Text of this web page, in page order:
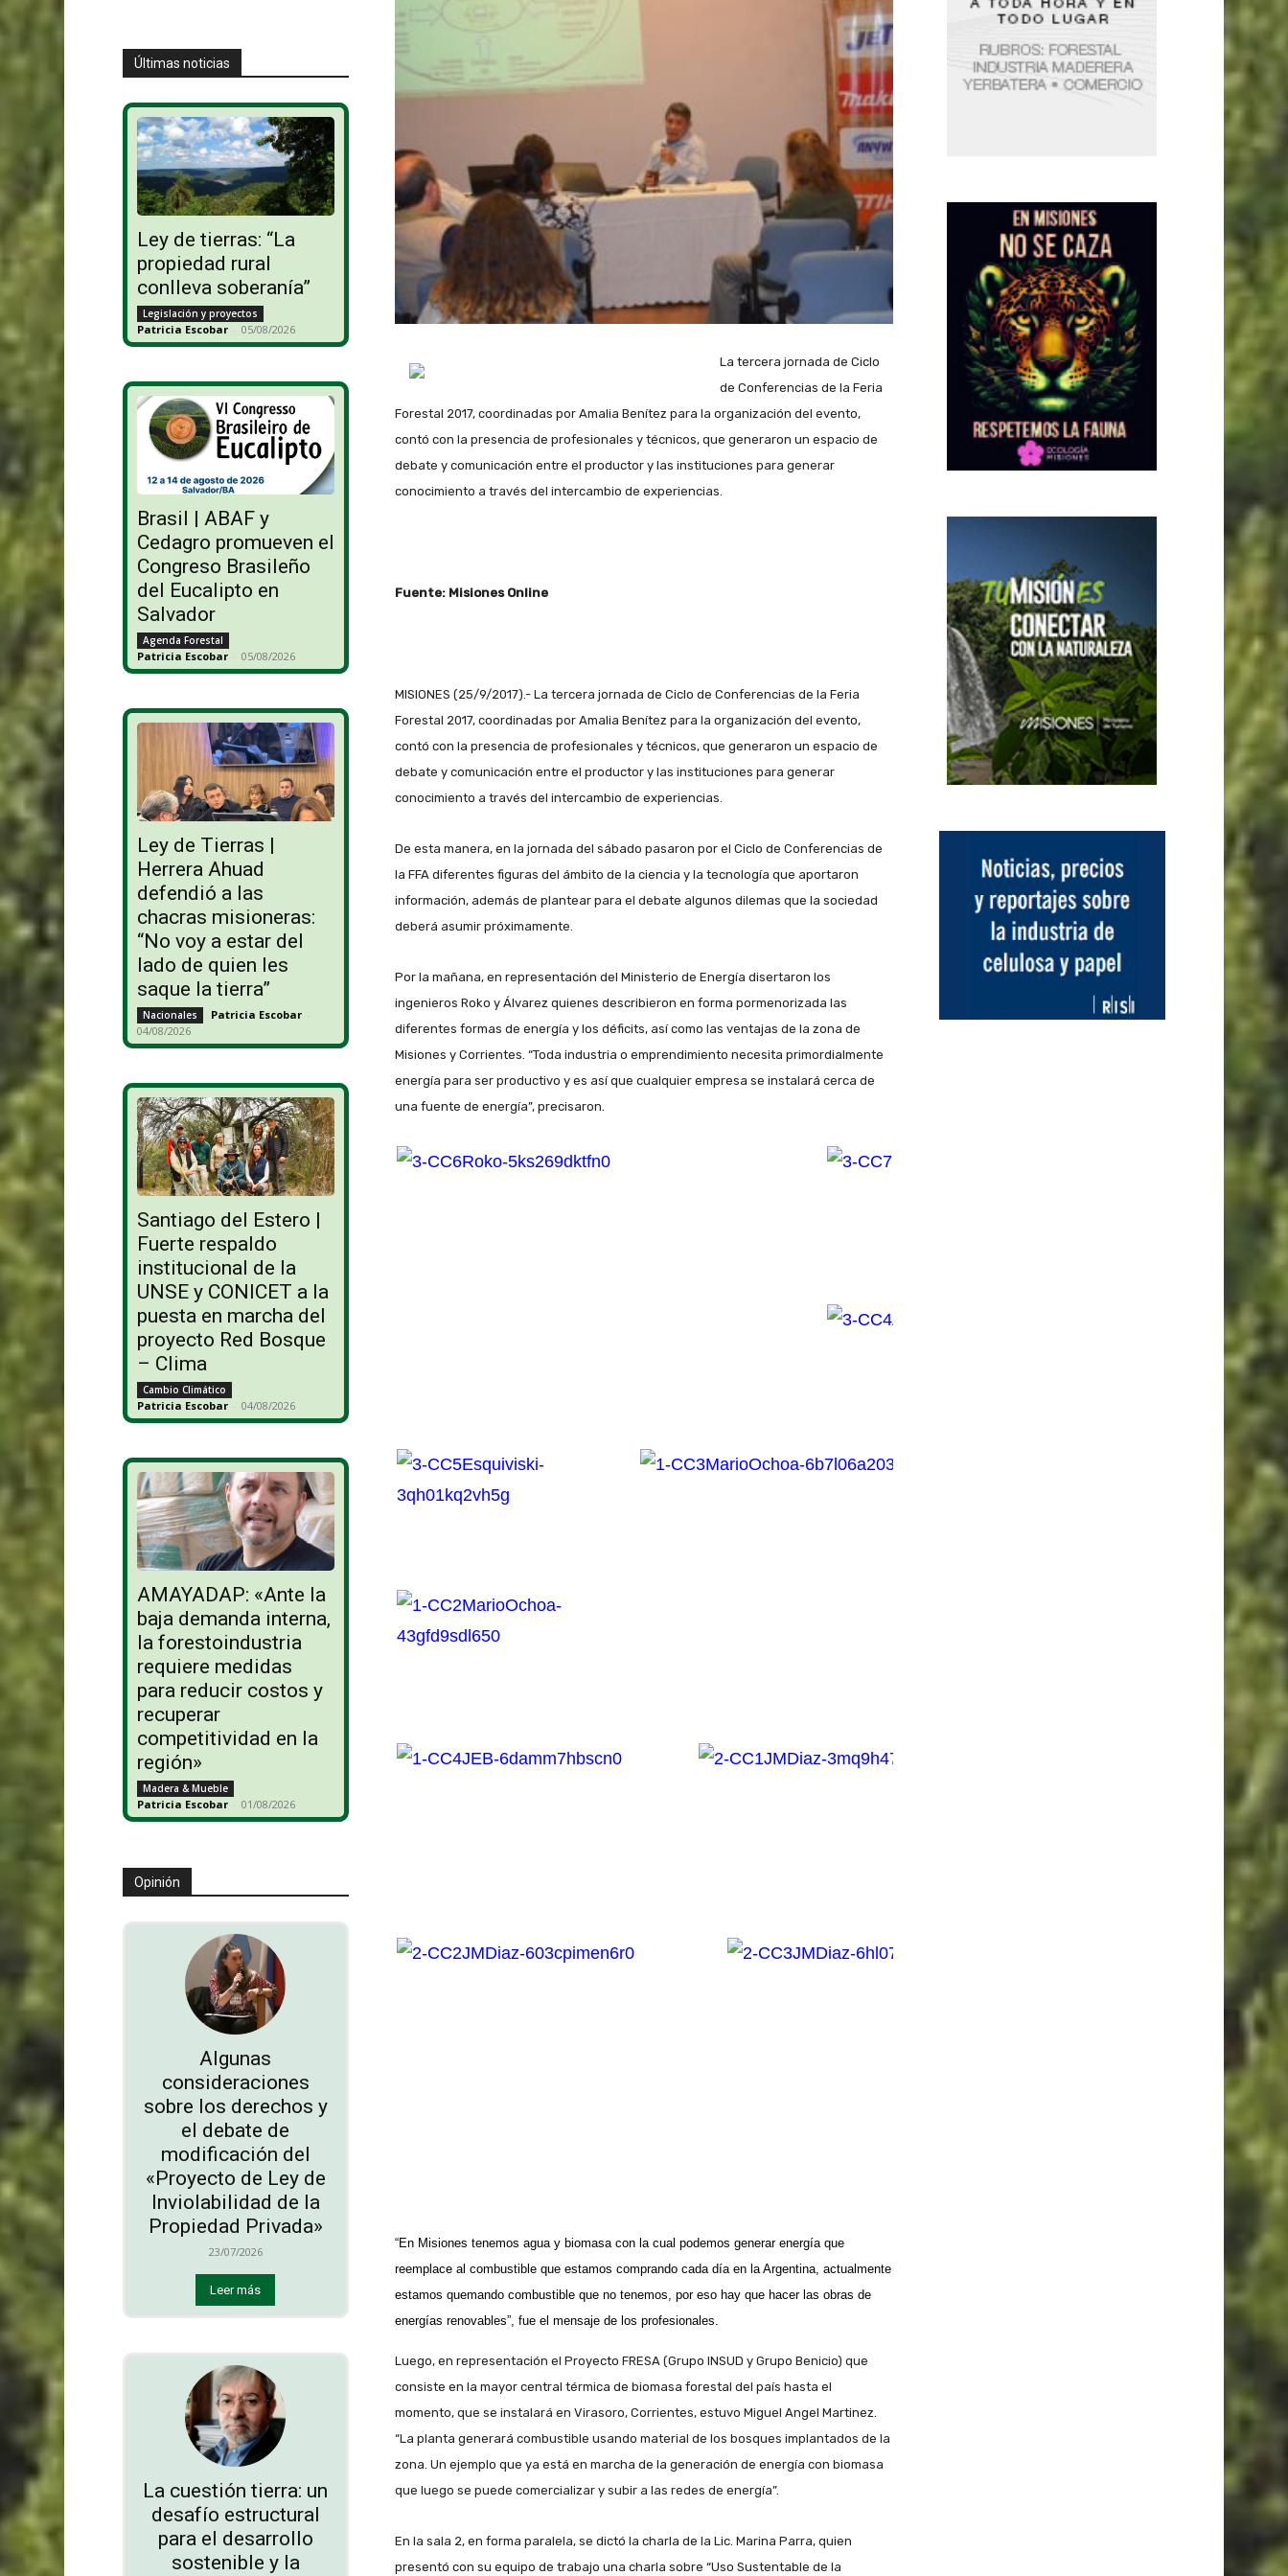
Últimas noticias
Ley de tierras: “La
propiedad rural
conlleva soberanía”
Legislación y proyectos
Patricia Escobar - 05/08/2026
Brasil | ABAF y
Cedagro promueven el
Congreso Brasileño
del Eucalipto en
Salvador
Agenda Forestal
Patricia Escobar - 05/08/2026
Ley de Tierras |
Herrera Ahuad
defendió a las
chacras misioneras:
“No voy a estar del
lado de quien les
saque la tierra”
Nacionales Patricia Escobar -
04/08/2026
Santiago del Estero |
Fuerte respaldo
institucional de la
UNSE y CONICET a la
puesta en marcha del
proyecto Red Bosque
– Clima
Cambio Climático
Patricia Escobar - 04/08/2026
AMAYADAP: «Ante la
baja demanda interna,
la forestoindustria
requiere medidas
para reducir costos y
recuperar
competitividad en la
región»
Madera & Mueble
Patricia Escobar - 01/08/2026
Opinión
Algunas
consideraciones
sobre los derechos y
el debate de
modificación del
«Proyecto de Ley de
Inviolabilidad de la
Propiedad Privada»
23/07/2026
Leer más
La cuestión tierra: un
desafío estructural
para el desarrollo
sostenible y la
La tercera jornada de Ciclo
de Conferencias de la Feria
Forestal 2017, coordinadas por Amalia Benítez para la organización del evento,
contó con la presencia de profesionales y técnicos, que generaron un espacio de
debate y comunicación entre el productor y las instituciones para generar
conocimiento a través del intercambio de experiencias.
Fuente: Misiones Online
MISIONES (25/9/2017).- La tercera jornada de Ciclo de Conferencias de la Feria
Forestal 2017, coordinadas por Amalia Benítez para la organización del evento,
contó con la presencia de profesionales y técnicos, que generaron un espacio de
debate y comunicación entre el productor y las instituciones para generar
conocimiento a través del intercambio de experiencias.
De esta manera, en la jornada del sábado pasaron por el Ciclo de Conferencias de
la FFA diferentes figuras del ámbito de la ciencia y la tecnología que aportaron
información, además de plantear para el debate algunos dilemas que la sociedad
deberá asumir próximamente.
Por la mañana, en representación del Ministerio de Energía disertaron los
ingenieros Roko y Álvarez quienes describieron en forma pormenorizada las
diferentes formas de energía y los déficits, así como las ventajas de la zona de
Misiones y Corrientes. “Toda industria o emprendimiento necesita primordialmente
energía para ser productivo y es así que cualquier empresa se instalará cerca de
una fuente de energía”, precisaron.
“En Misiones tenemos agua y biomasa con la cual podemos generar energía que
reemplace al combustible que estamos comprando cada día en la Argentina, actualmente
estamos quemando combustible que no tenemos, por eso hay que hacer las obras de
energías renovables”, fue el mensaje de los profesionales.
Luego, en representación el Proyecto FRESA (Grupo INSUD y Grupo Benicio) que
consiste en la mayor central térmica de biomasa forestal del país hasta el
momento, que se instalará en Virasoro, Corrientes, estuvo Miguel Angel Martinez.
“La planta generará combustible usando material de los bosques implantados de la
zona. Un ejemplo que ya está en marcha de la generación de energía con biomasa
que luego se puede comercializar y subir a las redes de energía”.
En la sala 2, en forma paralela, se dictó la charla de la Lic. Marina Parra, quien
presentó con su equipo de trabajo una charla sobre “Uso Sustentable de la